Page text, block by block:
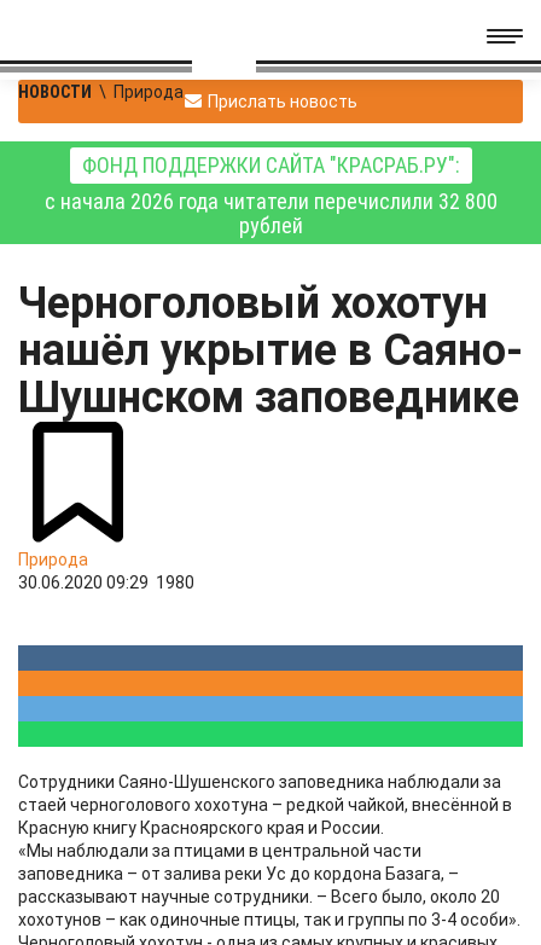
НОВОСТИ \ Природа Прислать новость
ФОНД ПОДДЕРЖКИ САЙТА "КРАСРАБ.РУ":
с начала 2026 года читатели перечислили 32 800
рублей
Черноголовый хохотун
нашёл укрытие в Саяно-
Шушнском заповеднике
Природа
30.06.2020 09:29 1980
Сотрудники Саяно-Шушенского заповедника наблюдали за
стаей черноголового хохотуна – редкой чайкой, внесённой в
Красную книгу Красноярского края и России.
«Мы наблюдали за птицами в центральной части
заповедника – от залива реки Ус до кордона Базага, –
рассказывают научные сотрудники. – Всего было, около 20
хохотунов – как одиночные птицы, так и группы по 3-4 особи».